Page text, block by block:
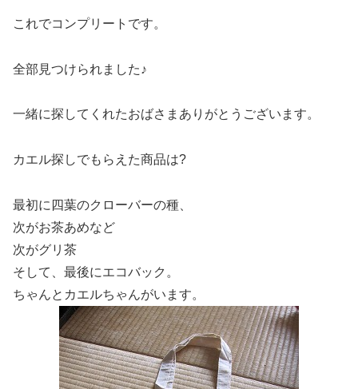
これでコンプリートです。
全部見つけられました♪
一緒に探してくれたおばさまありがとうございます。
カエル探しでもらえた商品は?
最初に四葉のクローバーの種、
次がお茶あめなど
次がグリ茶
そして、最後にエコバック。
ちゃんとカエルちゃんがいます。